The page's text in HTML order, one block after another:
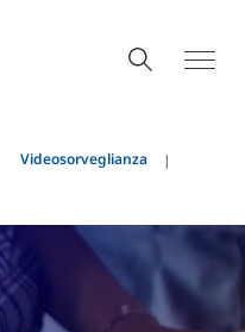
Videosorveglianza